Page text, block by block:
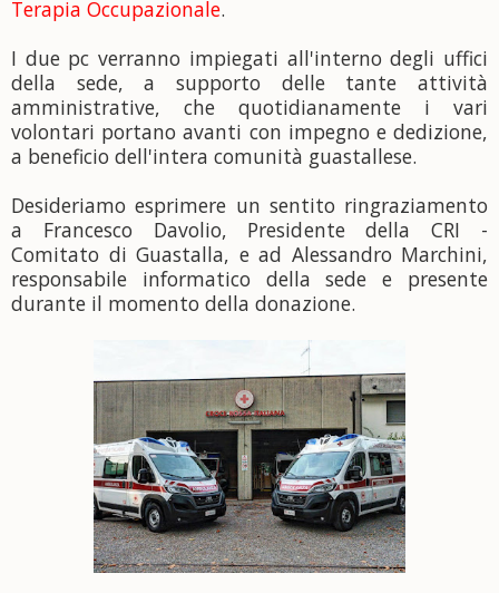
Terapia Occupazionale.
I due pc verranno impiegati all'interno degli uffici
della sede, a supporto delle tante attività
amministrative, che quotidianamente i vari
volontari portano avanti con impegno e dedizione,
a beneficio dell'intera comunità guastallese.
Desideriamo esprimere un sentito ringraziamento
a Francesco Davolio, Presidente della CRI -
Comitato di Guastalla, e ad Alessandro Marchini,
responsabile informatico della sede e presente
durante il momento della donazione.